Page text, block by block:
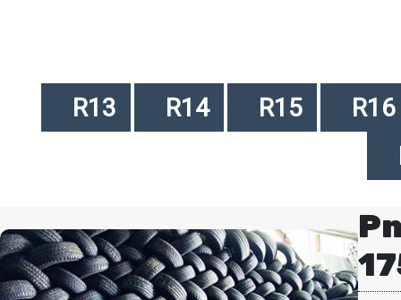
R13 R14 R15
R16